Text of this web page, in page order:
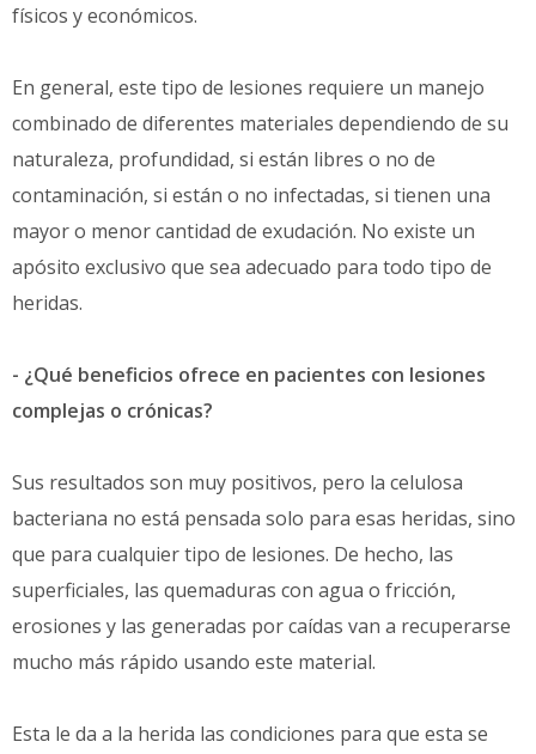
físicos y económicos.
En general, este tipo de lesiones requiere un manejo
combinado de diferentes materiales dependiendo de su
naturaleza, profundidad, si están libres o no de
contaminación, si están o no infectadas, si tienen una
mayor o menor cantidad de exudación. No existe un
apósito exclusivo que sea adecuado para todo tipo de
heridas.
- ¿Qué beneficios ofrece en pacientes con lesiones
complejas o crónicas?
Sus resultados son muy positivos, pero la celulosa
bacteriana no está pensada solo para esas heridas, sino
que para cualquier tipo de lesiones. De hecho, las
superficiales, las quemaduras con agua o fricción,
erosiones y las generadas por caídas van a recuperarse
mucho más rápido usando este material.
Esta le da a la herida las condiciones para que esta se